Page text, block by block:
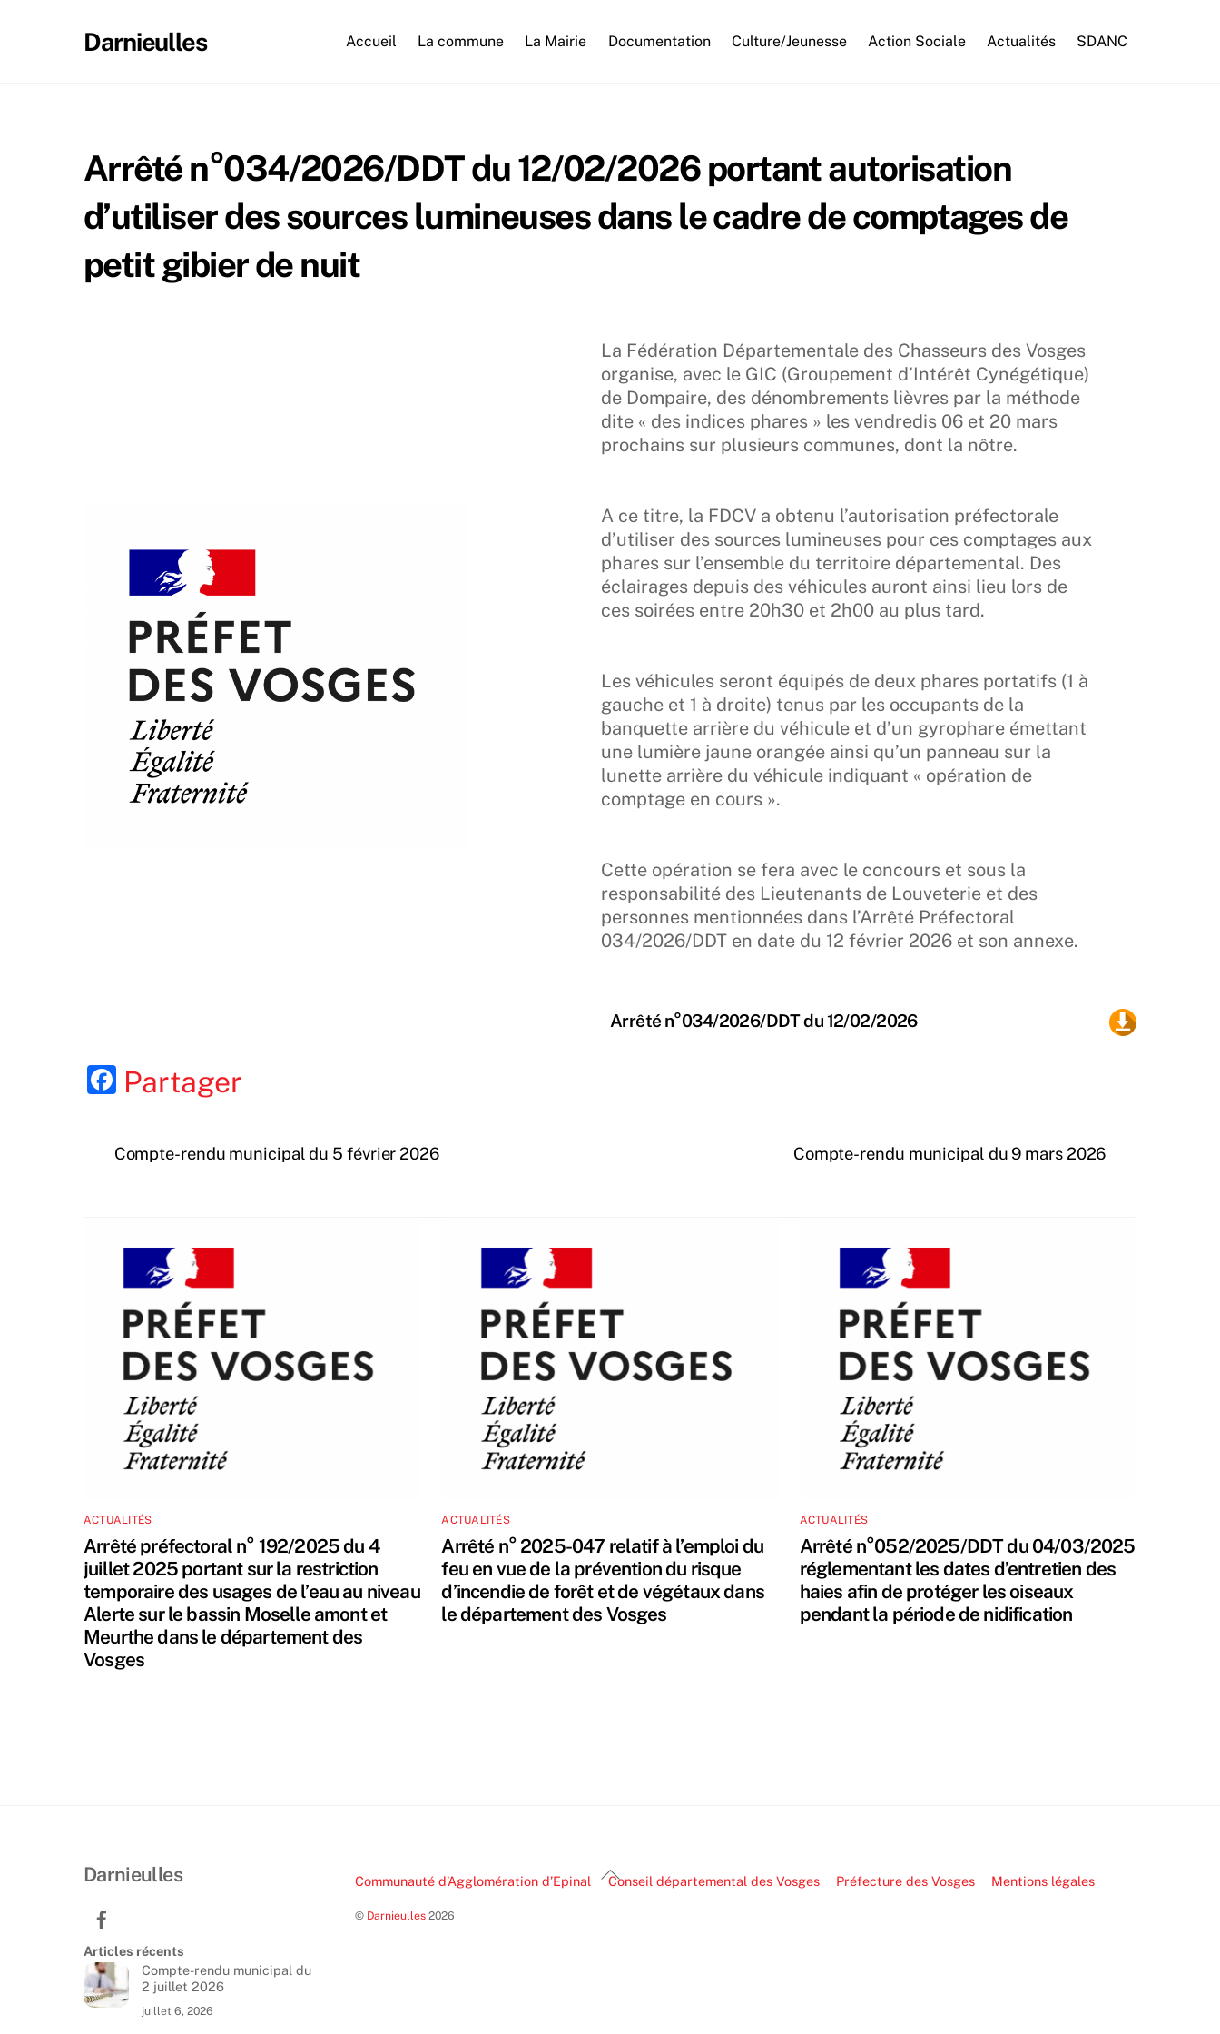
Darnieulles Accueil La commune La Mairie Documentation Culture/Jeunesse Action Sociale Actualités SDANC
Arrêté n°034/2026/DDT du 12/02/2026 portant autorisation
d’utiliser des sources lumineuses dans le cadre de comptages de
petit gibier de nuit
La Fédération Départementale des Chasseurs des Vosges
organise, avec le GIC (Groupement d’Intérêt Cynégétique)
de Dompaire, des dénombrements lièvres par la méthode
dite « des indices phares » les vendredis 06 et 20 mars
prochains sur plusieurs communes, dont la nôtre.
A ce titre, la FDCV a obtenu l’autorisation préfectorale
d’utiliser des sources lumineuses pour ces comptages aux
phares sur l’ensemble du territoire départemental. Des
éclairages depuis des véhicules auront ainsi lieu lors de
ces soirées entre 20h30 et 2h00 au plus tard.
Les véhicules seront équipés de deux phares portatifs (1 à
gauche et 1 à droite) tenus par les occupants de la
banquette arrière du véhicule et d’un gyrophare émettant
une lumière jaune orangée ainsi qu’un panneau sur la
lunette arrière du véhicule indiquant « opération de
comptage en cours ».
Cette opération se fera avec le concours et sous la
responsabilité des Lieutenants de Louveterie et des
personnes mentionnées dans l’Arrêté Préfectoral
034/2026/DDT en date du 12 février 2026 et son annexe.
Arrêté n°034/2026/DDT du 12/02/2026
F
e
o
k
Partager
Compte-rendu municipal du 5 février 2026 Compte-rendu municipal du 9 mars 2026
ACTUALITÉS
Arrêté préfectoral n° 192/2025 du 4
juillet 2025 portant sur la restriction
temporaire des usages de l’eau au niveau
Alerte sur le bassin Moselle amont et
Meurthe dans le département des
Vosges
ACTUALITÉS
Arrêté n° 2025-047 relatif à l’emploi du
feu en vue de la prévention du risque
d’incendie de forêt et de végétaux dans
le département des Vosges
ACTUALITÉS
Arrêté n°052/2025/DDT du 04/03/2025
réglementant les dates d’entretien des
haies afin de protéger les oiseaux
pendant la période de nidification
Back
Darnieulles
Articles récents
Compte-rendu municipal du
2 juillet 2026
juillet 6, 2026
Communauté d’Agglomération d’Epinal Conseil départemental des Vosges Préfecture des Vosges Mentions légales
© Darnieulles 2026